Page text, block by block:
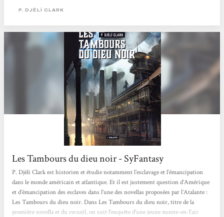
World Fantasy Award 2019 (catégorie novella). Pour revenir un instant sur le
P. DJÈLÍ CLARK
Les Tambours du dieu noir - SyFantasy
P. Djèli Clark est historien et étudie notamment l’esclavage et l’émancipation
dans le monde américain et atlantique. Et il est justement question d’Amérique
et d’émancipation des esclaves dans l’une des novellas proposées par l’Atalante :
Les Tambours du dieu noir. Dans Les Tambours du dieu noir, titre de la
première novella et du recueil, on suit l’enquête d’une jeune monte-en-l’air